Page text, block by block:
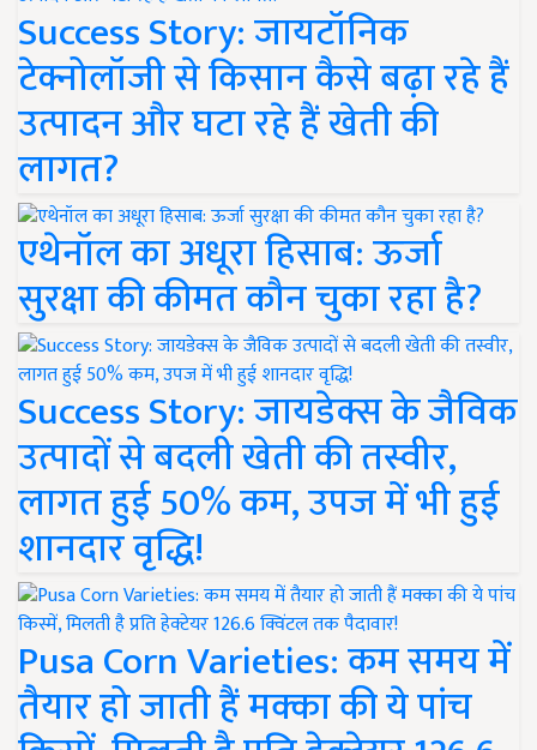
Success Story: जायटॉनिक
टेक्नोलॉजी से किसान कैसे बढ़ा रहे हैं
उत्पादन और घटा रहे हैं खेती की
लागत?
एथेनॉल का अधूरा हिसाब: ऊर्जा
सुरक्षा की कीमत कौन चुका रहा है?
Success Story: जायडेक्स के जैविक
उत्पादों से बदली खेती की तस्वीर,
लागत हुई 50% कम, उपज में भी हुई
शानदार वृद्धि!
Pusa Corn Varieties: कम समय में
तैयार हो जाती हैं मक्का की ये पांच